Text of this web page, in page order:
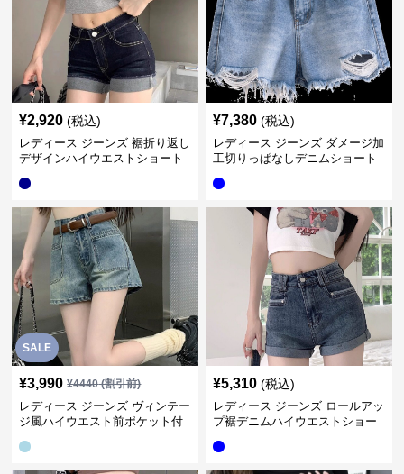
¥2,920 (税込)
レディース ジーンズ 裾折り返し
デザインハイウエストショート
¥7,380 (税込)
レディース ジーンズ ダメージ加
工切りっぱなしデニムショート
SALE
¥3,990 ¥4440(割引前)
レディース ジーンズ ヴィンテー
ジ風ハイウエスト前ポケット付
¥5,310 (税込)
レディース ジーンズ ロールアッ
プ裾デニムハイウエストショー